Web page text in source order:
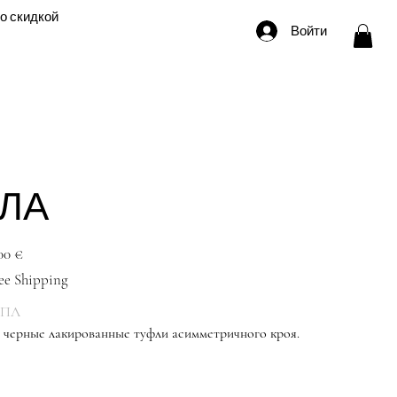
скидкой
Войти
€
Shipping
лакированные туфли асимметричного кроя.